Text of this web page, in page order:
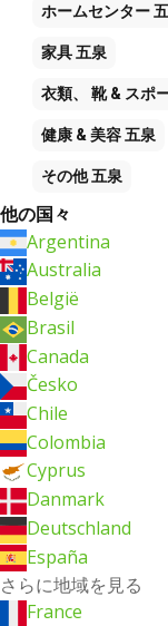
ホームセンター
家具五泉
衣類、 靴 & スポ
健康 & 美容五泉
その他五泉
他の国々
Argentina
Australia
België
Brasil
Canada
Česko
Chile
Colombia
Cyprus
Danmark
Deutschland
España
さらに地域を見る
France